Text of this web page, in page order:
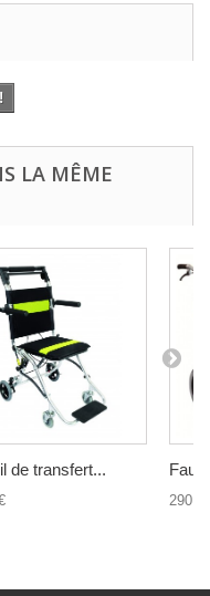
LA MÊME
de transfert...